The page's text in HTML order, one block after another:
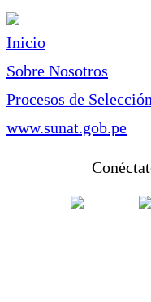
Inicio
Sobre Nosotros
Procesos de Selección
www.sunat.gob.pe